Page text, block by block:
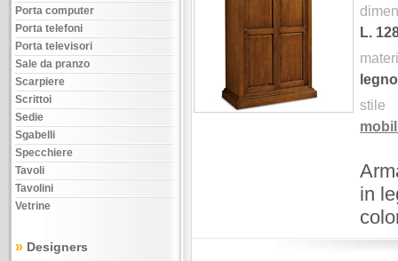
Porta computer
Porta telefoni
Porta televisori
Sale da pranzo
Scarpiere
Scrittoi
Sedie
Sgabelli
Specchiere
Tavoli
Tavolini
Vetrine
» Designers
L.
legno
stile
in